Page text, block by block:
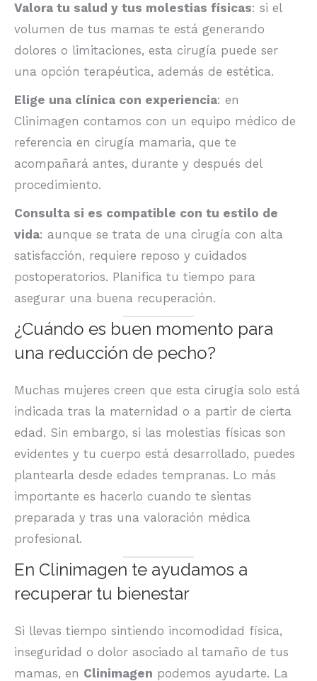
Valora tu salud y tus molestias físicas: si el
volumen de tus mamas te está generando
dolores o limitaciones, esta cirugía puede ser
una opción terapéutica, además de estética.
Elige una clínica con experiencia: en
Clinimagen contamos con un equipo médico de
referencia en cirugía mamaria, que te
acompañará antes, durante y después del
procedimiento.
Consulta si es compatible con tu estilo de
vida: aunque se trata de una cirugía con alta
satisfacción, requiere reposo y cuidados
postoperatorios. Planifica tu tiempo para
asegurar una buena recuperación.
¿Cuándo es buen momento para
una reducción de pecho?
Muchas mujeres creen que esta cirugía solo está
indicada tras la maternidad o a partir de cierta
edad. Sin embargo, si las molestias físicas son
evidentes y tu cuerpo está desarrollado, puedes
plantearla desde edades tempranas. Lo más
importante es hacerlo cuando te sientas
preparada y tras una valoración médica
profesional.
En Clinimagen te ayudamos a
recuperar tu bienestar
Si llevas tiempo sintiendo incomodidad física,
inseguridad o dolor asociado al tamaño de tus
mamas, en Clinimagen podemos ayudarte. La